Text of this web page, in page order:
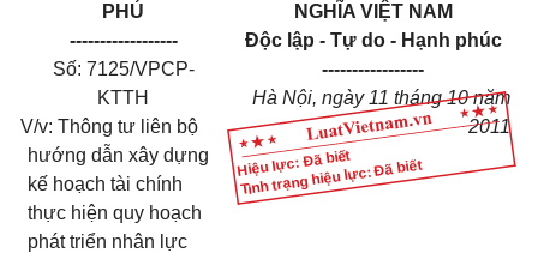
Hiệu lực: Đã biết
Tình trạng hiệu lực: Đã biết
PHỦ
------------------
Số: 7125/VPCP-
KTTH
V/v: Thông tư liên bộ
hướng dẫn xây dựng
kế hoạch tài chính
thực hiện quy hoạch
phát triển nhân lực
NGHĨA VIỆT NAM
Độc lập - Tự do - Hạnh phúc
-----------------
Hà Nội, ngày 11 tháng 10 năm
2011